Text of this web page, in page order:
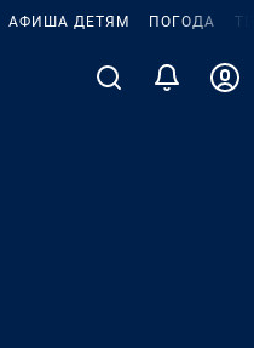
АФИША ДЕТЯМ ПОГОДА